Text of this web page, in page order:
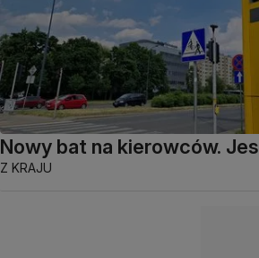
Nowy bat na kierowców.
Z KRAJU